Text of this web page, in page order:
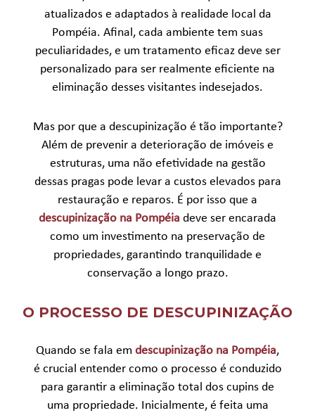
atualizados e adaptados à realidade local da
Pompéia. Afinal, cada ambiente tem suas
peculiaridades, e um tratamento eficaz deve ser
personalizado para ser realmente eficiente na
eliminação desses visitantes indesejados.
Mas por que a descupinização é tão importante?
Além de prevenir a deterioração de imóveis e
estruturas, uma não efetividade na gestão
dessas pragas pode levar a custos elevados para
restauração e reparos. É por isso que a
descupinização na Pompéia deve ser encarada
como um investimento na preservação de
propriedades, garantindo tranquilidade e
conservação a longo prazo.
O PROCESSO DE DESCUPINIZAÇÃO
Quando se fala em descupinização na Pompéia,
é crucial entender como o processo é conduzido
para garantir a eliminação total dos cupins de
uma propriedade. Inicialmente, é feita uma